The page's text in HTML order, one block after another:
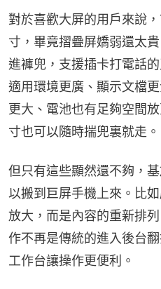
對於喜歡大屏的用戶來說
寸，畢竟摺疊屏嬌弱還太
進褲兜，支援插卡打電話
適用環境更廣、顯示文檔
更大、電池也有足夠空間
寸也可以隨時揣兜裏就走。
但只有這些顯然還不夠，
以搬到巨屏手機上來。比
放大，而是內容的重新排
作不再是傳統的進入後台
工作台讓操作更便利。